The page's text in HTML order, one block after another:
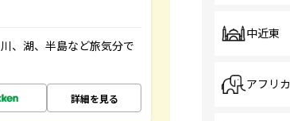
、湖、半島など旅気分で
詳細を見る
中近東
アフリカ